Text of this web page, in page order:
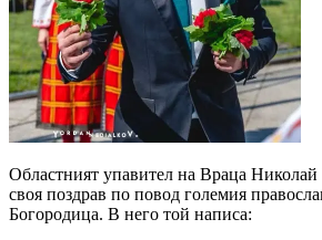
Областният упавител на Враца
своя поздрав по повод големия
Богородица. В него той написа: